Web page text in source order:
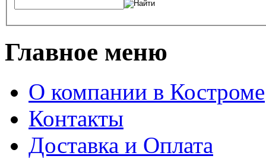
Главное меню
О компании в Костроме
Контакты
Доставка и Оплата